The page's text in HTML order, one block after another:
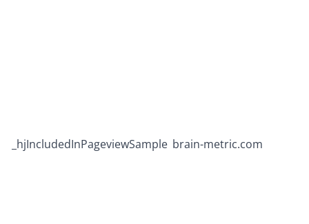
_hjIncludedInPageviewSample brain-metric.com